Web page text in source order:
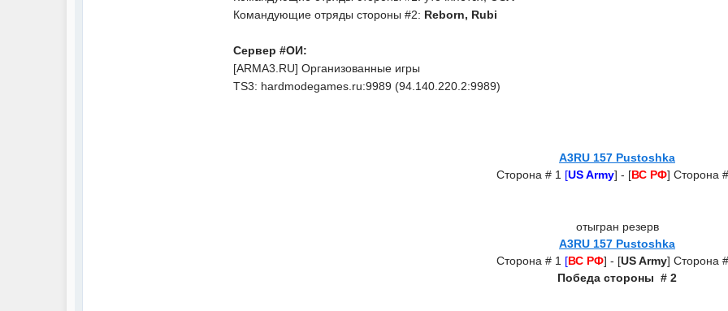
Командующие отряды стороны #2: Reborn, Rubi
Сервер #ОИ:
[ARMA3.RU] Организованные игры
TS3: hardmodegames.ru:9989 (94.140.220.2:9989)
A3RU 157 Pustoshka
Сторона # 1 [US Army] - [ВС РФ] Сторона
отыгран резерв
A3RU 157 Pustoshka
Сторона # 1 [ВС РФ] - [US Army] Сторона
Победа стороны # 2